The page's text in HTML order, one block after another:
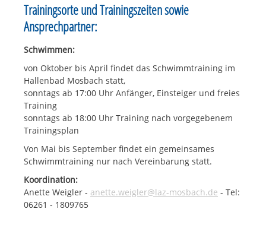
Trainingsorte und Trainingszeiten sowie
Ansprechpartner:
Schwimmen:
von Oktober bis April findet das Schwimmtraining im
Hallenbad Mosbach statt,
sonntags ab 17:00 Uhr Anfänger, Einsteiger und freies
Training
sonntags ab 18:00 Uhr Training nach vorgegebenem
Trainingsplan
Von Mai bis September findet ein gemeinsames
Schwimmtraining nur nach Vereinbarung statt.
Koordination:
Anette Weigler - anette.weigler@laz-mosbach.de - Tel:
06261 - 1809765